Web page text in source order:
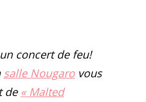
concert de feu!
salle Nougarovous
de « Malted